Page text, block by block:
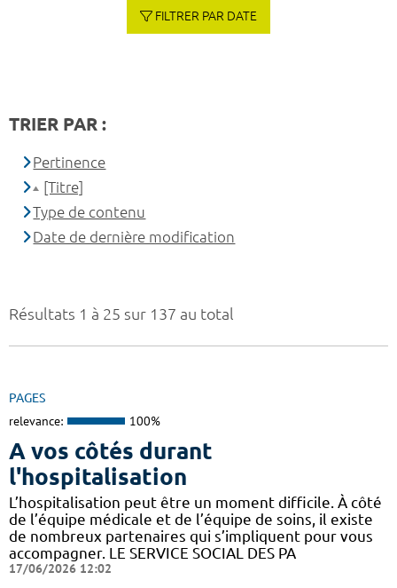
Résultats 1 à 25 sur 137 au total
PAGES
relevance: 100%
A vos côtés durant
l'hospitalisation
L’hospitalisation peut être un moment difficile. À côté
de l’équipe médicale et de l’équipe de soins, il existe
de nombreux partenaires qui s’impliquent pour vous
accompagner. LE SERVICE SOCIAL DES PA
17/06/2026 12:02
FILTRER PAR DATE
TRIER PAR :
Pertinence
[Titre]
Type de contenu
Date de dernière modification